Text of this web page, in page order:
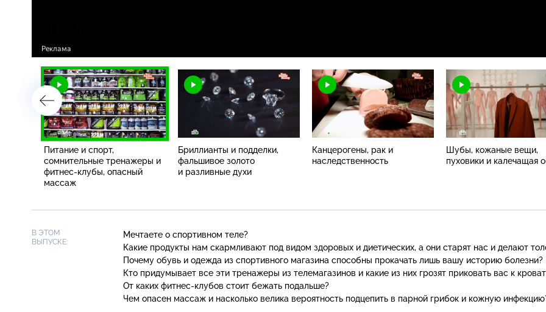
Питание и спорт,
сомнительные тренажеры и
фитнес-клубы, опасный
массаж
Бриллианты и подделки,
фальшивое золото
и разливные духи
Канцерогены, рак и
наследственность
Шубы, кожаные вещи,
пуховики и калечащая
В ЭТОМ
ВЫПУСКЕ:
Мечтаете о спортивном теле?
Какие продукты нам скармливают под видом здоровых и диетических, а они старят нас и делают
Почему обувь и одежда из спортивного магазина способны прокачать лишь вашу историю болезни?
Кто придумывает все эти тренажеры из телемагазинов и какие из них грозят приковать вас к
От каких фитнес-клубов стоит бежать подальше?
Чем опасен массаж и насколько велика вероятность подцепить в парной грибок и кожную